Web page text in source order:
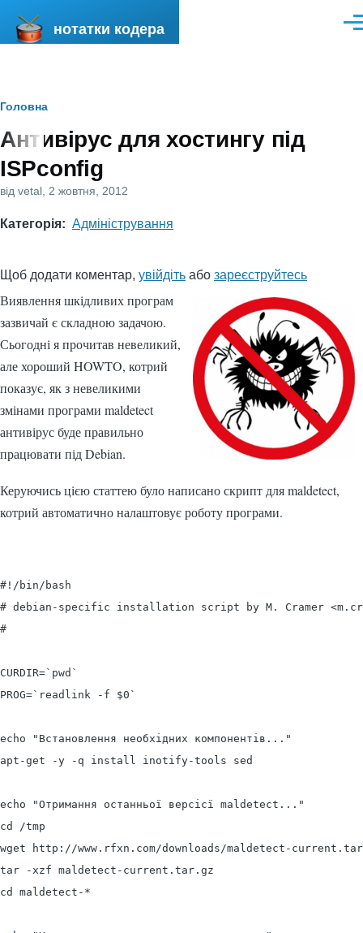
нотатки кодера
Рядок
навіґації
Головна
Антивірус для хостингу під
ISPconfig
від vetal , 2 жовтня, 2012
Категорія Адміністрування
Щоб додати коментар, увійдіть або зареєструйтесь
Виявлення шкідливих програм
зазвичай є складною задачою.
Сьогодні я прочитав невеликий,
але хороший HOWTO, котрий
показує, як з невеликими
змінами програми maldetect
антивірус буде правильно
працювати під Debian.
Керуючись цією статтею було написано скрипт для maldetect,
котрий автоматично налаштовує роботу програми.
#!/bin/bash
# debian-specific installation script by M. Cramer <
#
CURDIR=`pwd`
PROG=`readlink -f $0`
echo "Встановлення необхідних компонентів..."
apt-get -y -q install inotify-tools sed
echo "Отримання останньої версісї maldetect..."
cd /tmp
wget http://www.rfxn.com/downloads/maldetect-
tar -xzf maldetect-current.tar.gz
cd maldetect-*